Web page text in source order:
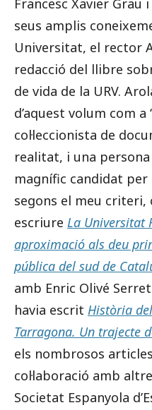
Francesc Xavier Grau
seus amplis
Universitat, el rector
redacció del llibre
de vida de la URV.
d’aquest volum com a
col·leccionista de
realitat, i una
magnífic candidat
segons el meu criteri,
escriure La Universitat
aproximació als deu
pública del sud de
amb Enric Olivé
havia escrit Història
Tarragona. Un trajecte
els nombrosos
col·laboració amb
Societat Espanyola